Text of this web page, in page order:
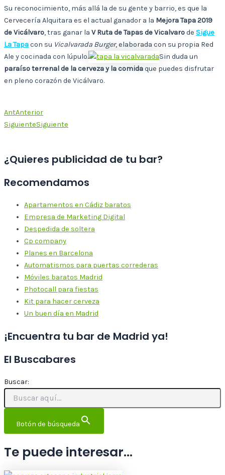
Su reconocimiento, más allá la de su gente y barrio, es que la
Cervecería Alquitara es el actual ganador a la Mejora Tapa 2019
de Vicálvaro, tras ganar la V Ruta de Tapas de Vicalvarode Sigue
La Tapacon su Vicalvarada Burger, elaborada con su propia Red
Ale y cocinada con lúpulo.
Sin duda un
paraíso terrenal de la cerveza y la comidaque puedes disfrutar
en pleno corazón de Vicálvaro.
AntAnterior
SiguienteSiguiente
¿Quieres publicidad de tu bar?
Recomendamos
Apartamentos en Cádiz baratos
Empresa de Marketing Digital
Despedida de soltera
Cp company
Planes en Barcelona
Automatismos para puertas correderas
Móviles baratos Madrid
Photocall para fiestas
Kit para hacer cerveza
Un buen día en Madrid
¡Encuentra tu bar de Madrid ya!
El Buscabares
Buscar:
Botón de búsqueda
Te puede interesar...